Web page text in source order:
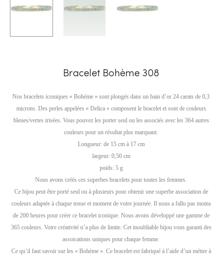
Bracelet Bohème 308
Nos bracelets iconiques « Bohème » sont plongés dans un bain d’or 24 carats de 0,3
microns. Des perles appelées « Delica » composent le bracelet et sont de couleurs
bleues/vertes irisées. Vous pouvez les porter seul ou les associés avec les 364 autres
couleurs pour un résultat plus marquant.
Longueur: de 15 cm à 17 cm
largeur: 0,50 cm
poids: 5 g
Nous avons créés ces superbes bracelets pour toutes les femmes.
Ce bijou peut être porté seul ou à plusieurs pour obtenir une superbe association de
couleurs adaptée à chaque tenue et moment de votre journée. Il nous a fallu pas moins
de 200 heures pour créer ce bracelet iconique. Nous avons développé une gamme de
365 couleurs. Votre créativité n’a plus de limite. Cet inoubliable bijou vous garanti des
assoications uniques pour chaque femme.
Ce qu’il faut savoir sur les « Bohème ». Ce bracelet est fabriqué à l’aide d’un métier à